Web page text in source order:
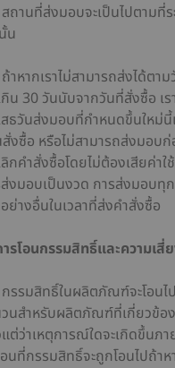
ถานที่ส่งมอบจะเป็นไปตามที่ร
น
าหากเราไม่สามารถส่งได้ต
น 30 วันนับจากวันที่สั่งซื้อ เ
ธวันส่งมอบที่กำหนดขึ้นใหม่
งซื้อ หรือไม่สามารถส่งมอบ
กคำสั่งซื้อโดยไม่ต้องเสียค่า
งมอบเป็นงวด การส่งมอบทุ
ย่างอื่นในเวลาที่ส่งคำสั่งซื้อ
รโอนกรรมสิทธิ์และความเสี่
รรมสิทธิ์ในผลิตภัณฑ์จะโอนไ
นสำหรับผลิตภัณฑ์ที่เกี่ยวข้อ
ต่ว่าเหตุการณ์ใดจะเกิดขึ้นภ
นที่กรรมสิทธิ์จะถูกโอนไปถ้าห